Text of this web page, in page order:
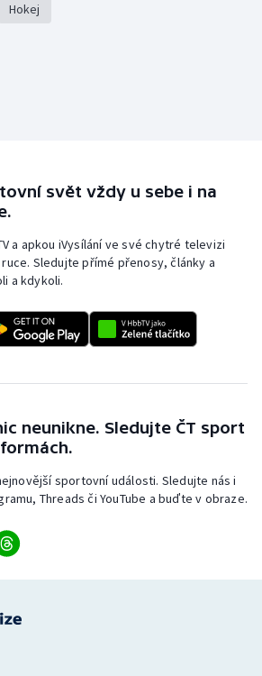
Hokej
svět vždy u sebe i na
a apkou iVysílání ve své chytré televizi
Sledujte přímé přenosy, články a
a kdykoli.
neunikne. Sledujte ČT sport
sportovní události. Sledujte nás i
Threads či YouTube a buďte v obraze.